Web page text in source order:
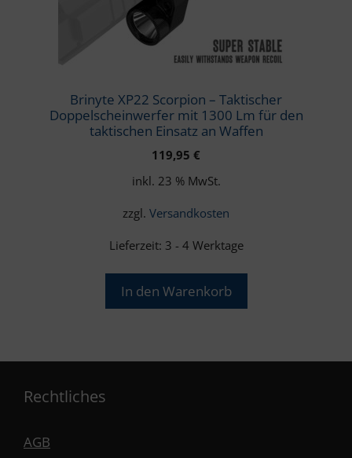
Brinyte XP22 Scorpion – Taktischer
Doppelscheinwerfer mit 1300 Lm für den
taktischen Einsatz an Waffen
119,95 €
inkl. 23 % MwSt.
zzgl. Versandkosten
Lieferzeit: 3 - 4 Werktage
In den Warenkorb
Rechtliches
AGB